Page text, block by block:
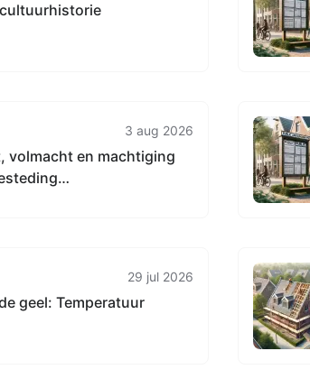
3 aug 2026
volmacht en machtiging
29 jul 2026
geel: Temperatuur